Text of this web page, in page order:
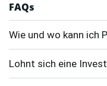
FAQs
Wie und wo kann ich
Lohnt sich eine